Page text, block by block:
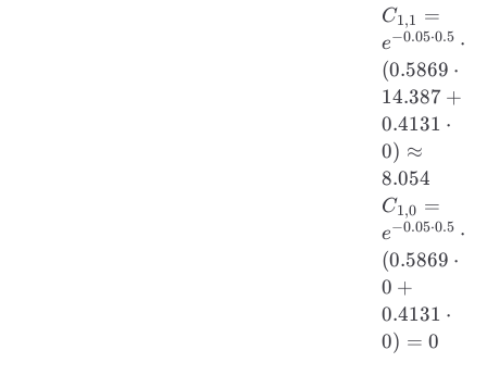
C_{1,1}
=
e^{-0.05
\cdot
0.5}
\cdot
(0.5869
\cdot
14.387
+
0.4131
\cdot 0)
\approx
8.054
C1,1 =
e−0.05⋅0.5 ⋅
(0.5869 ⋅
14.387 +
0.4131 ⋅
0) ≈
8.054
C_{1,0}
=
e^{-0.05
\cdot
0.5}
\cdot
(0.5869
C1,0 =
e−0.05⋅0.5 ⋅
(0.5869 ⋅
0 +
0.4131 ⋅
0) = 0